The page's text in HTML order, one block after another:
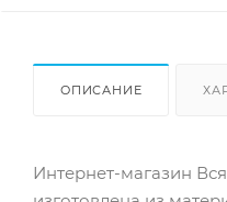
ОПИСАНИЕ
Интернет-магазин